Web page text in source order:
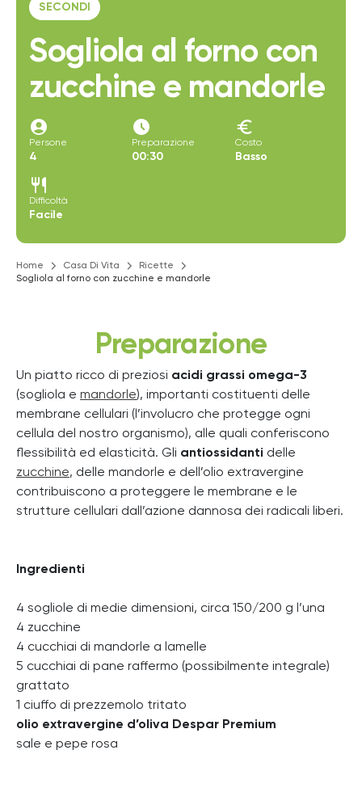
SECONDI
Sogliola al forno con
zucchine e mandorle
account_circle
Persone
4
access_time_filled
Preparazione
00:30
euro
Costo
Basso
restaurant
Difficoltà
Facile
Home Casa Di Vita
Ricette
Sogliola al forno con zucchine e mandorle
Preparazione
Un piatto ricco di preziosi acidi grassi omega-3
(sogliola e mandorle), importanti costituenti delle
membrane cellulari (l’involucro che protegge ogni
cellula del nostro organismo), alle quali conferiscono
flessibilità ed elasticità. Gli antiossidanti delle
zucchine, delle mandorle e dell’olio extravergine
contribuiscono a proteggere le membrane e le
strutture cellulari dall’azione dannosa dei radicali liberi.
Ingredienti
4 sogliole di medie dimensioni, circa 150/200 g l’una
4 zucchine
4 cucchiai di mandorle a lamelle
5 cucchiai di pane raffermo (possibilmente integrale)
grattato
1 ciuffo di prezzemolo tritato
olio extravergine d’oliva Despar Premium
sale e pepe rosa